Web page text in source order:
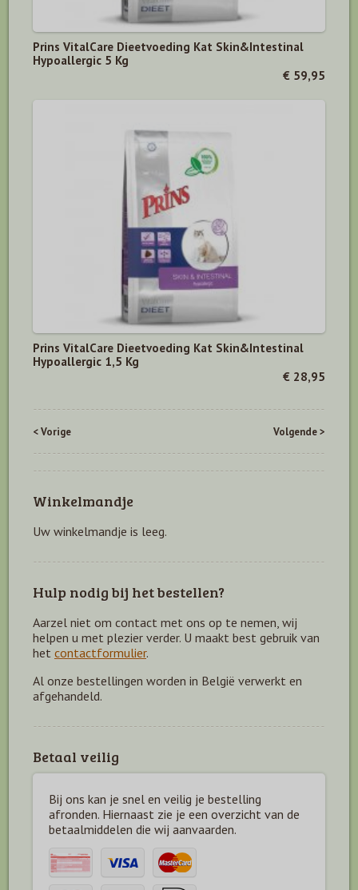
Prins VitalCare Dieetvoeding Kat Skin&Intestinal
Hypoallergic 5 Kg
€ 59,95
Prins VitalCare Dieetvoeding Kat Skin&Intestinal
Hypoallergic 1,5 Kg
€ 28,95
< Vorige Volgende >
Winkelmandje
Uw winkelmandje is leeg.
Hulp nodig bij het bestellen?
Aarzel niet om contact met ons op te nemen, wij
helpen u met plezier verder. U maakt best gebruik van
het contactformulier.
Al onze bestellingen worden in België verwerkt en
afgehandeld.
Betaal veilig
Bij ons kan je snel en veilig je bestelling
afronden. Hiernaast zie je een overzicht van de
betaalmiddelen die wij aanvaarden.